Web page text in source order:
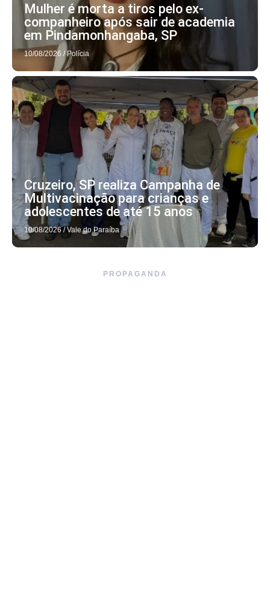
Mulher é morta a tiros pelo ex-
companheiro após sair de academia
em Pindamonhangaba, SP
10/08/2026 / Polícia
Cruzeiro, SP realiza Campanha de
Multivacinação para crianças e
adolescentes de até 15 anos
10/08/2026 / Vale do Paraíba
PROPAGANDA